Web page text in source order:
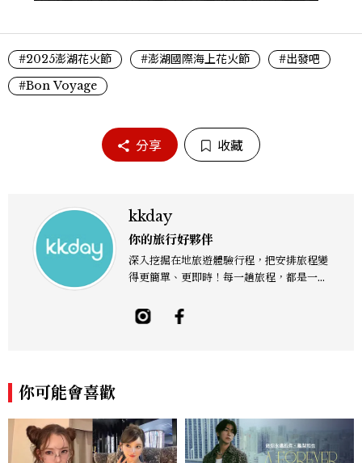
#2025澎湖花火節 #澎湖國際海上花火節
#出發吧
#Bon Voyage
分享 收藏
kkday
你的旅行好夥伴
深入挖掘在地旅遊體驗行程，把安排旅程變
得更簡單、更即時！每一趟旅程，都是一場
興享受自由行的美好。
你可能會喜歡